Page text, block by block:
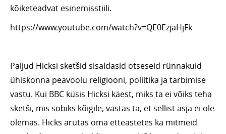
kõiketeadvat esinemisstiili.
https://www.youtube.com/watch?v=QE0EzjaHjFk
Paljud Hicksi sketšid sisaldasid otseseid rünnakuid
ühiskonna peavoolu religiooni, poliitika ja tarbimise
vastu. Kui BBC küsis Hicksi käest, miks ta ei võiks teha
sketši, mis sobiks kõigile, vastas ta, et sellist asja ei ole
olemas. Hicks arutas oma etteastetes ka mitmeid